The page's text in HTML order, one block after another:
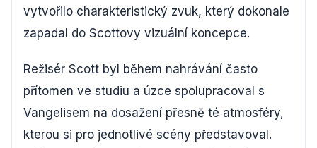
vytvořilo charakteristický zvuk, který dokonale
zapadal do Scottovy vizuální koncepce.
Režisér Scott byl během nahrávání často
přítomen ve studiu a úzce spolupracoval s
Vangelisem na dosažení přesně té atmosféry,
kterou si pro jednotlivé scény představoval.